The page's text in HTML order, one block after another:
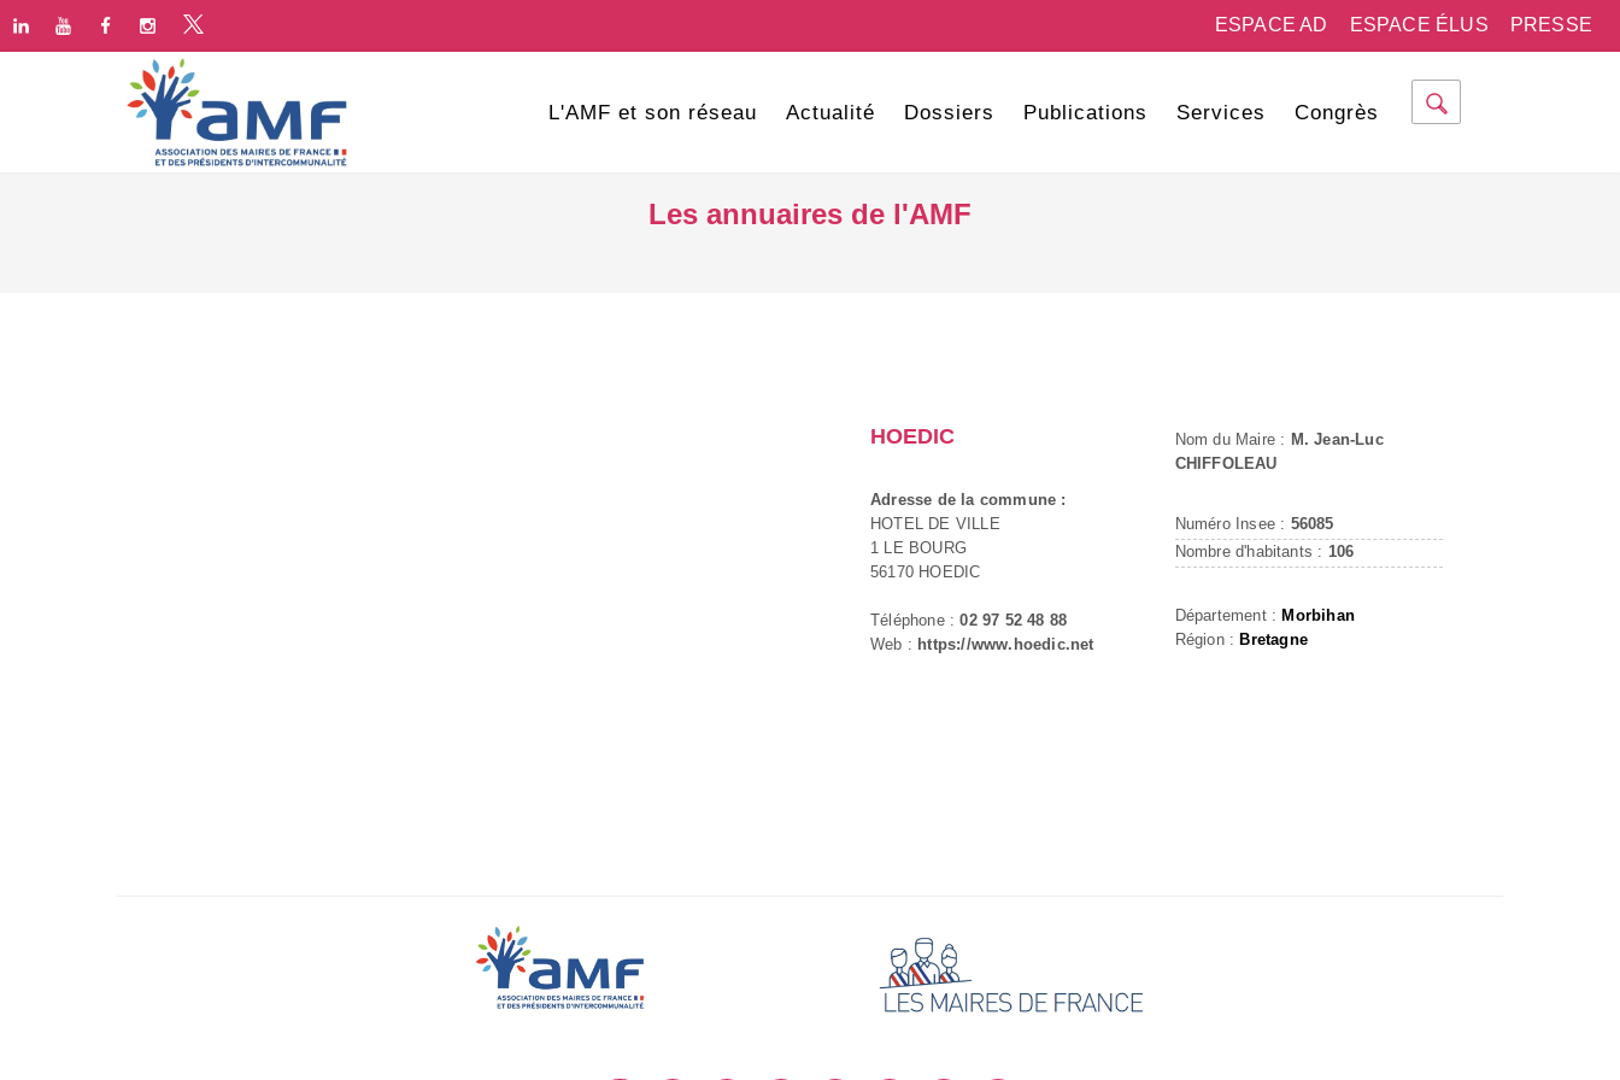
PRESSE
ESPACE ÉLUS
ESPACE AD
L'AMF et son réseau Actualité Dossiers Publications Services Congrès
Les annuaires de l'AMF
HOEDIC
Adresse de la commune :
HOTEL DE VILLE
1 LE BOURG
56170 HOEDIC
Téléphone :02 97 52 48 88
Web : https://www.hoedic.net
Nom du Maire : M. Jean-Luc
CHIFFOLEAU
Numéro Insee : 56085
Nombre d'habitants : 106
Département : Morbihan
Région : Bretagne